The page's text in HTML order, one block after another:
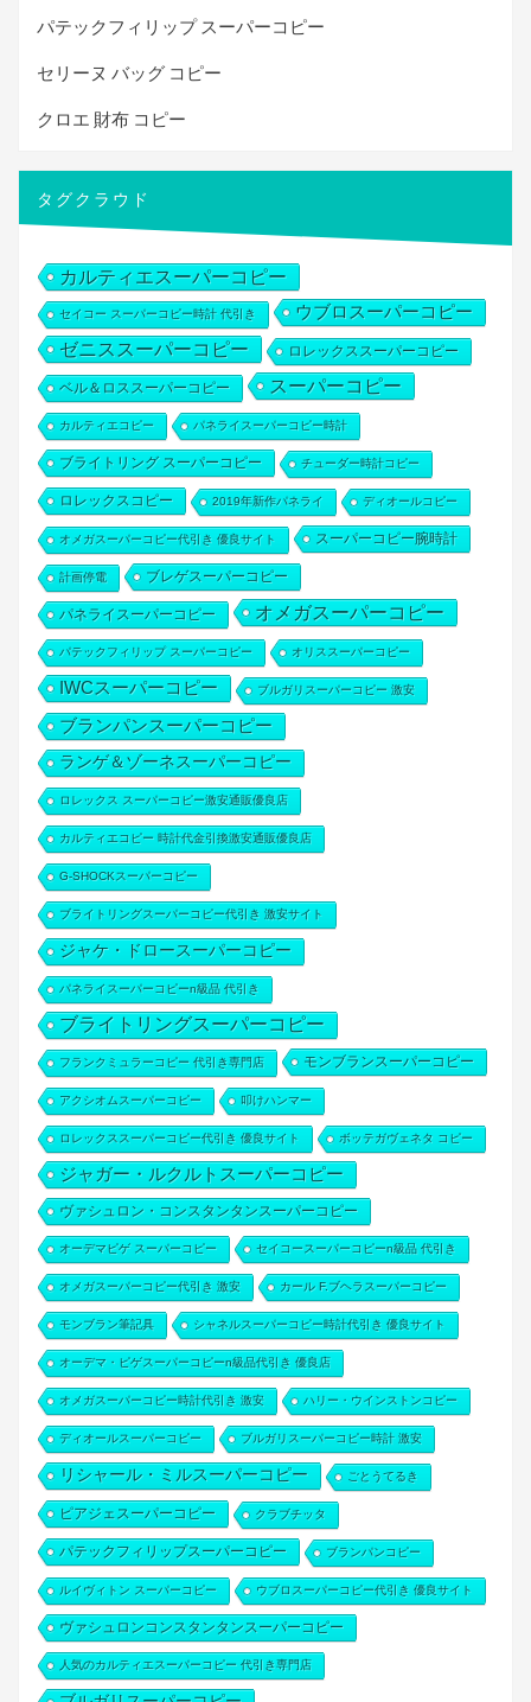
パテックフィリップ スーパーコピー
セリーヌ バッグ コピー
クロエ 財布 コピー
タグクラウド
カルティエスーパーコピー
セイコー スーパーコピー時計 代引き ウブロスーパーコピー
ゼニススーパーコピー ロレックススーパーコピー
ベル＆ロススーパーコピー スーパーコピー
カルティエコピー パネライスーパーコピー時計
ブライトリング スーパーコピー チューダー時計コピー
ロレックスコピー 2019年新作パネライ ディオールコピー
オメガスーパーコピー代引き 優良サイト スーパーコピー腕時計
計画停電 ブレゲスーパーコピー
パネライスーパーコピー オメガスーパーコピー
パテックフィリップ スーパーコピー オリススーパーコピー
IWCスーパーコピー ブルガリスーパーコピー 激安
ブランパンスーパーコピー
ランゲ＆ゾーネスーパーコピー
ロレックス スーパーコピー激安通販優良店
カルティエコピー 時計代金引換激安通販優良店
G-SHOCKスーパーコピー
ブライトリングスーパーコピー代引き 激安サイト
ジャケ・ドロースーパーコピー
パネライスーパーコピーn級品 代引き
ブライトリングスーパーコピー
フランクミュラーコピー 代引き専門店 モンブランスーパーコピー
アクシオムスーパーコピー 叩けハンマー
ロレックススーパーコピー代引き 優良サイト ボッテガヴェネタ コピー
ジャガー・ルクルトスーパーコピー
ヴァシュロン・コンスタンタンスーパーコピー
オーデマピゲ スーパーコピー セイコースーパーコピーn級品 代引き
オメガスーパーコピー代引き 激安 カール F.ブヘラスーパーコピー
モンブラン筆記具 シャネルスーパーコピー時計代引き 優良サイト
オーデマ・ピゲスーパーコピーn級品代引き 優良店
オメガスーパーコピー時計代引き 激安 ハリー・ウインストンコピー
ディオールスーパーコピー ブルガリスーパーコピー時計 激安
リシャール・ミルスーパーコピー ごとうてるき
ピアジェスーパーコピー クラブチッタ
パテックフィリップスーパーコピー ブランパンコピー
ルイヴィトン スーパーコピー ウブロスーパーコピー代引き 優良サイト
ヴァシュロンコンスタンタンスーパーコピー
人気のカルティエスーパーコピー 代引き専門店